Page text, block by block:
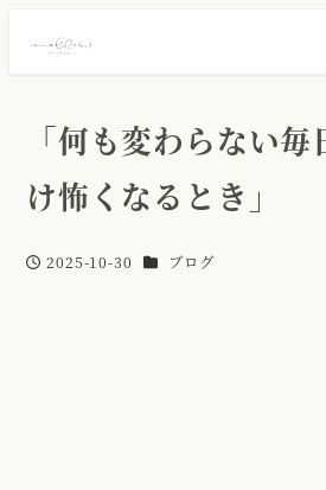
「何も変わらない
け怖くなるとき」
投稿日
2025-10-30 カテゴリー
ブログ